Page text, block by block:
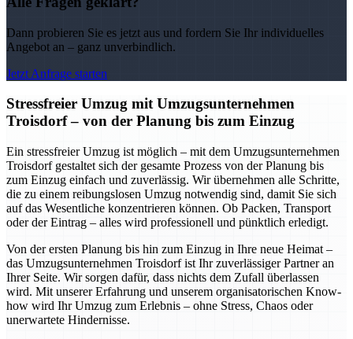
Dann probieren Sie es jetzt aus und fordern Sie Ihr individuelles
Angebot an – ganz unverbindlich.
Jetzt Anfrage starten
Stressfreier Umzug mit Umzugsunternehmen
Troisdorf – von der Planung bis zum Einzug
Ein stressfreier Umzug ist möglich – mit dem Umzugsunternehmen
Troisdorf gestaltet sich der gesamte Prozess von der Planung bis
zum Einzug einfach und zuverlässig. Wir übernehmen alle Schritte,
die zu einem reibungslosen Umzug notwendig sind, damit Sie sich
auf das Wesentliche konzentrieren können. Ob Packen, Transport
oder der Eintrag – alles wird professionell und pünktlich erledigt.
Von der ersten Planung bis hin zum Einzug in Ihre neue Heimat –
das Umzugsunternehmen Troisdorf ist Ihr zuverlässiger Partner an
Ihrer Seite. Wir sorgen dafür, dass nichts dem Zufall überlassen
wird. Mit unserer Erfahrung und unserem organisatorischen Know-
how wird Ihr Umzug zum Erlebnis – ohne Stress, Chaos oder
unerwartete Hindernisse.